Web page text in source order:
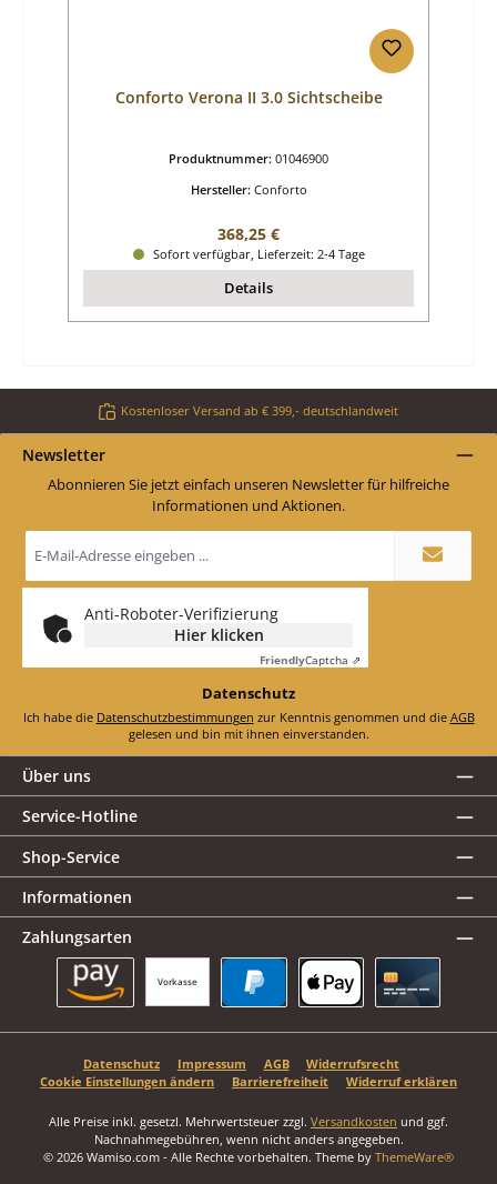
Conforto Verona II 3.0 Sichtscheibe
Produktnummer: 01046900
Hersteller: Conforto
Regulärer Preis:
368,25 €
Sofort verfügbar, Lieferzeit: 2-4 Tage
Details
Kostenloser Versand ab € 399,- deutschlandweit
Newsletter
Abonnieren Sie jetzt einfach unseren Newsletter für hilfreiche
Informationen und Aktionen.
E-
Mail-
*
Anti-Roboter-Verifizierung
Hier klicken
FriendlyCaptcha ⇗
Datenschutz
Ich habe die Datenschutzbestimmungen zur Kenntnis genommen und die AGB
gelesen und bin mit ihnen einverstanden.
Über uns
Service-Hotline
Shop-Service
Informationen
Zahlungsarten
Vorkasse
Datenschutz Impressum AGB
Widerrufsrecht
Cookie Einstellungen ändern
Barrierefreiheit Widerruf erklären
Alle Preise inkl. gesetzl. Mehrwertsteuer zzgl. Versandkosten und ggf.
Nachnahmegebühren, wenn nicht anders angegeben.
© 2026 Wamiso.com - Alle Rechte vorbehalten. Theme by ThemeWare®